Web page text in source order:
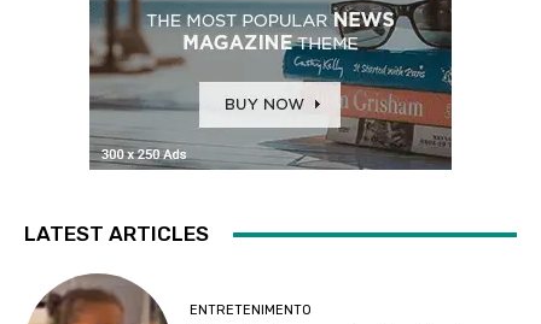
LATEST ARTICLES
ENTRETENIMENTO